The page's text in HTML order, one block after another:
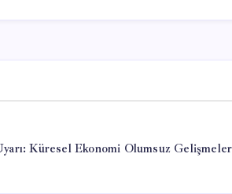
Küresel Ekonomi Olumsuz